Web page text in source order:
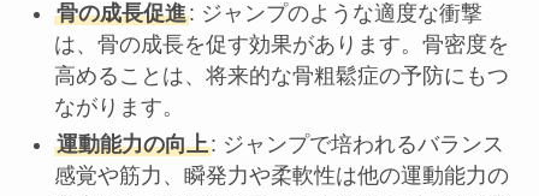
骨の成長促進: ジャンプのような適度な衝撃
は、骨の成長を促す効果があります。骨密度を
高めることは、将来的な骨粗鬆症の予防にもつ
ながります。
運動能力の向上: ジャンプで培われるバランス
感覚や筋力、瞬発力や柔軟性は他の運動能力の